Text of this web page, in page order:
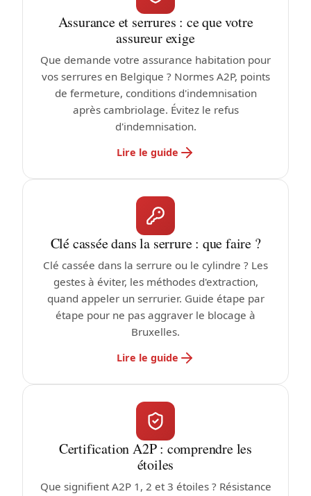
Assurance et serrures : ce que votre
assureur exige
Que demande votre assurance habitation pour
vos serrures en Belgique ? Normes A2P, points
de fermeture, conditions d'indemnisation
après cambriolage. Évitez le refus
d'indemnisation.
Lire le guide
Clé cassée dans la serrure : que faire ?
Clé cassée dans la serrure ou le cylindre ? Les
gestes à éviter, les méthodes d'extraction,
quand appeler un serrurier. Guide étape par
étape pour ne pas aggraver le blocage à
Bruxelles.
Lire le guide
Certification A2P : comprendre les
étoiles
Que signifient A2P 1, 2 et 3 étoiles ? Résistance